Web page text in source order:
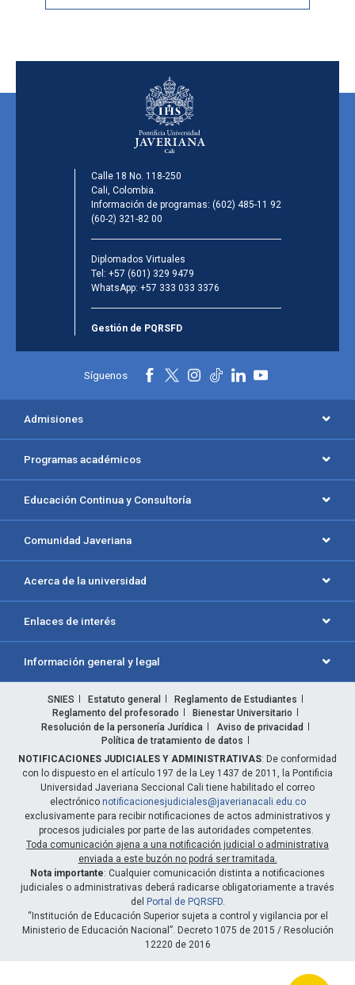
Calle 18 No. 118-250
Cali, Colombia.
Información de programas: (602) 485-11 92
(60-2) 321-82 00
Diplomados Virtuales
Tel: +57 (601) 329 9479
WhatsApp: +57 333 033 3376
Gestión de PQRSFD
Síguenos
Admisiones
Programas académicos
Educación Continua y Consultoría
Comunidad Javeriana
Acerca de la universidad
Enlaces de interés
Información general y legal
SNIES Estatuto general
Reglamento de Estudiantes
Reglamento del profesorado
Bienestar Universitario
Resolución de la personería Jurídica
Aviso de privacidad
Política de tratamiento de datos
NOTIFICACIONES JUDICIALES Y ADMINISTRATIVAS: De conformidad
con lo dispuesto en el artículo 197 de la Ley 1437 de 2011, la Pontificia
Universidad Javeriana Seccional Cali tiene habilitado el correo
electrónico notificacionesjudiciales@javerianacali.edu.co
exclusivamente para recibir notificaciones de actos administrativos y
procesos judiciales por parte de las autoridades competentes.
Toda comunicación ajena a una notificación judicial o administrativa
enviada a este buzón no podrá ser tramitada.
Nota importante: Cualquier comunicación distinta a notificaciones
judiciales o administrativas deberá radicarse obligatoriamente a través
del Portal de PQRSFD.
“Institución de Educación Superior sujeta a control y vigilancia por el
Ministerio de Educación Nacional”. Decreto 1075 de 2015 / Resolución
12220 de 2016